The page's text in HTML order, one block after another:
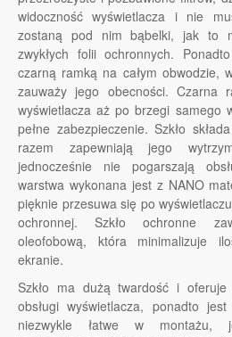
widoczność wyświetlacza i nie
zostaną pod nim bąbelki, jak to
zwykłych folii ochronnych.
czarną ramką na całym obwodzie,
zauważy jego obecności. Czarna
wyświetlacza aż po brzegi samego
pełne zabezpieczenie. Szkło
razem zapewniają jego
jednocześnie nie pogarszają
warstwa wykonana jest z NANO
pięknie przesuwa się po
ochronnej. Szkło ochronne
oleofobową, która minimalizuje
ekranie.
Szkło ma dużą twardość i oferuje
obsługi wyświetlacza, ponadto
niezwykle łatwe w montażu,